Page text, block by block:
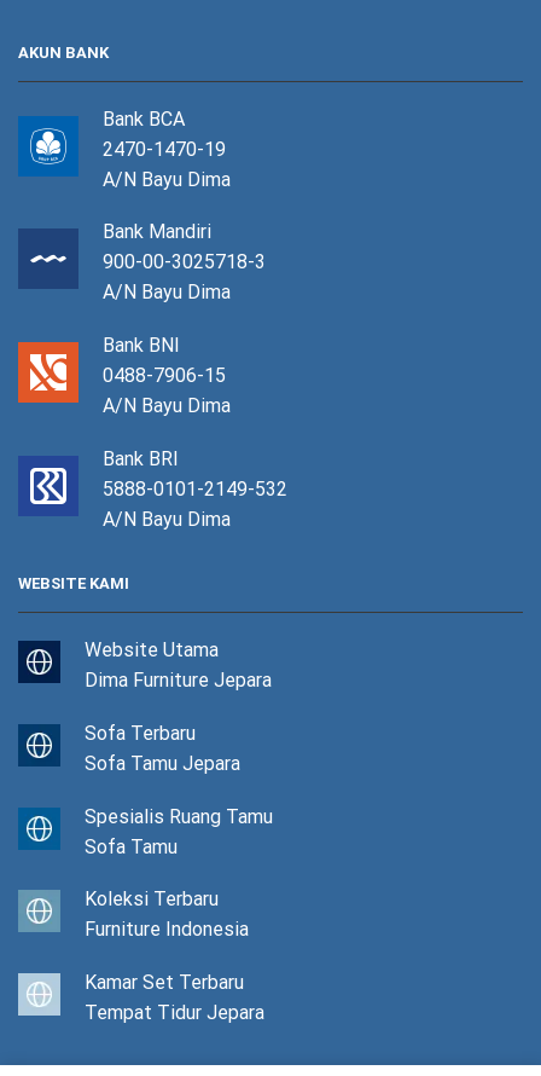
AKUN BANK
Bank BCA
2470-1470-19
A/N Bayu Dima
Bank Mandiri
900-00-3025718-3
A/N Bayu Dima
Bank BNI
0488-7906-15
A/N Bayu Dima
Bank BRI
5888-0101-2149-532
A/N Bayu Dima
WEBSITE KAMI
Website Utama
Dima Furniture Jepara
Sofa Terbaru
Sofa Tamu Jepara
Spesialis Ruang Tamu
Sofa Tamu
Koleksi Terbaru
Furniture Indonesia
Kamar Set Terbaru
Tempat Tidur Jepara